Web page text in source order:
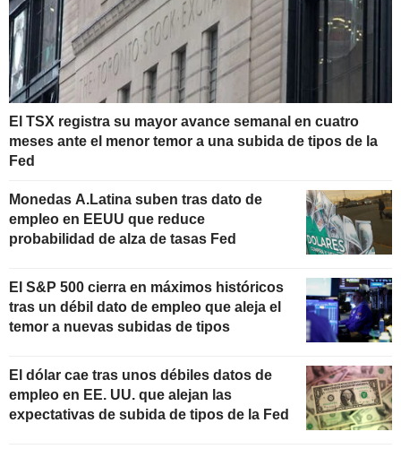
El TSX registra su mayor avance semanal en cuatro
meses ante el menor temor a una subida de tipos de la
Fed
Monedas A.Latina suben tras dato de
empleo en EEUU que reduce
probabilidad de alza de tasas Fed
El S&P 500 cierra en máximos históricos
tras un débil dato de empleo que aleja el
temor a nuevas subidas de tipos
El dólar cae tras unos débiles datos de
empleo en EE. UU. que alejan las
expectativas de subida de tipos de la Fed